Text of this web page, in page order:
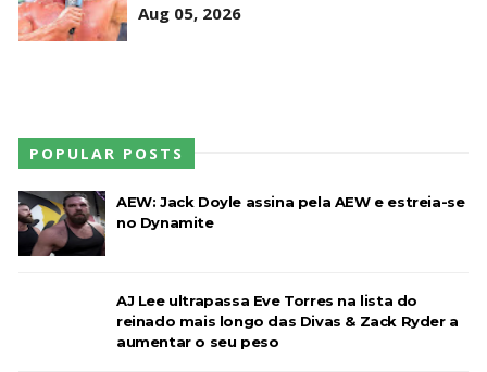
Aug 05, 2026
POPULAR POSTS
AEW: Jack Doyle assina pela AEW e estreia-se
no Dynamite
AJ Lee ultrapassa Eve Torres na lista do
reinado mais longo das Divas & Zack Ryder a
aumentar o seu peso